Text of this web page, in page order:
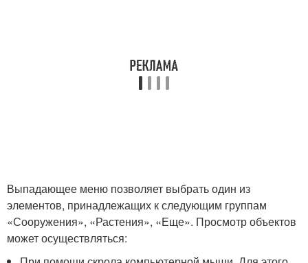
Выпадающее меню позволяет выбрать один из
элементов, принадлежащих к следующим группам
«Сооружения», «Растения», «Еще». Просмотр объектов
может осуществляться: